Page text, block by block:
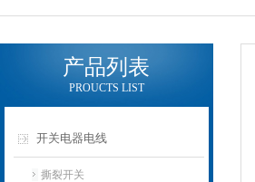
产品列表
PROUCTS LIST
开关电器电线
撕裂开关